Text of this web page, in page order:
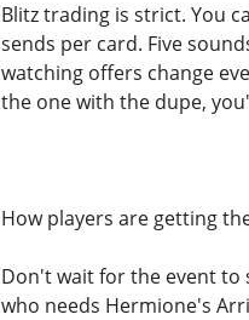
Blitz trading is strict. You
sends per card. Five
watching offers change
the one with the dupe,
How players are getting
Don't wait for the event to
who needs Hermione's